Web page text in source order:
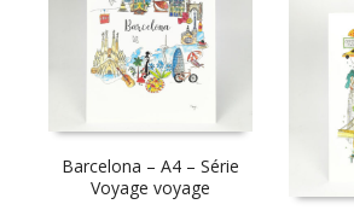
Barcelona – A4 – Série
Voyage voyage